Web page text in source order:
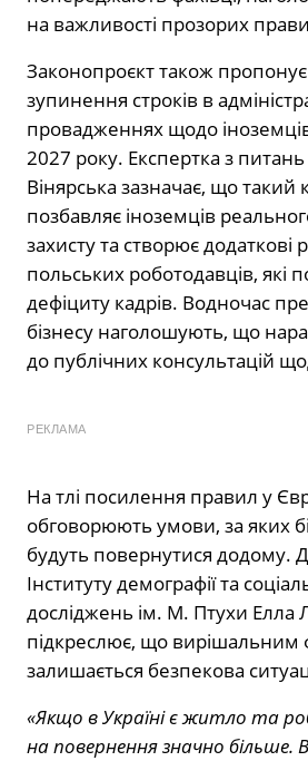
на важливості прозорих
Законопроєкт також
зупинення строків в
провадженнях щодо
2027 року. Експертка з питань
Вінярська зазначає, що такий
позбавляє іноземців
захисту та створює додаткові
польських роботодавців, які
дефіциту кадрів. Водночас
бізнесу наголошують, що
до публічних консультацій
РЕКЛАМА
На тлі посилення правил у
обговорюють умови, за яких
будуть повернутися додому.
Інституту демографії та
досліджень ім. М. Птухи Елла
підкреслює, що вирішальним
залишається безпекова
«Якщо в Україні є житло та
на повернення значно більше.